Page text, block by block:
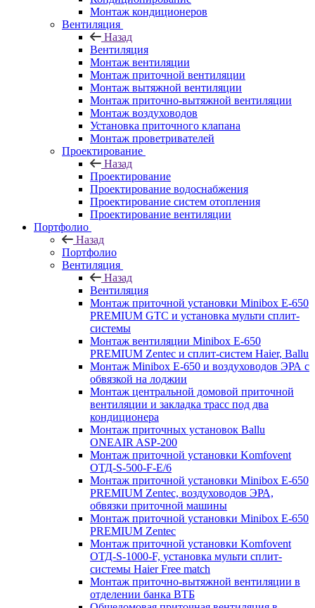
Монтаж кондиционеров
Вентиляция
Назад
Вентиляция
Монтаж вентиляции
Монтаж приточной вентиляции
Монтаж вытяжной вентиляции
Монтаж приточно-вытяжной вентиляции
Монтаж воздуховодов
Установка приточного клапана
Монтаж проветривателей
Проектирование
Назад
Проектирование
Проектирование водоснабжения
Проектирование систем отопления
Проектирование вентиляции
Портфолио
Назад
Портфолио
Вентиляция
Назад
Вентиляция
Монтаж приточной установки Minibox E-650
PREMIUM GTC и установка мульти сплит-
системы
Монтаж вентиляции Minibox E-650
PREMIUM Zentec и сплит-систем Haier, Ballu
Монтаж Minibox E-650 и воздуховодов ЭРА с
обвязкой на лоджии
Монтаж центральной домовой приточной
вентиляции и закладка трасс под два
кондиционера
Монтаж приточных установок Ballu
ONEAIR ASP-200
Монтаж приточной установки Komfovent
ОТД-S-500-F-E/6
Монтаж приточной установки Minibox E-650
PREMIUM Zentec, воздуховодов ЭРА,
обвязки приточной машины
Монтаж приточной установки Minibox E-650
PREMIUM Zentec
Монтаж приточной установки Komfovent
ОТД-S-1000-F, установка мульти сплит-
системы Haier Free match
Монтаж приточно-вытяжной вентиляции в
отделении банка ВТБ